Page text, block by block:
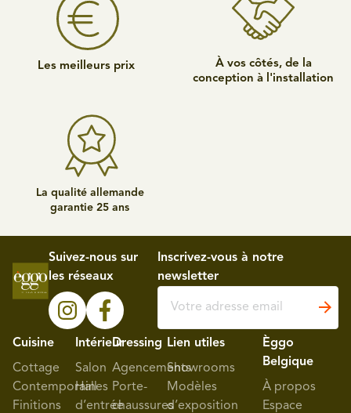
Les meilleurs prix
À vos côtés, de la
conception à l'installation
La qualité allemande
garantie 25 ans
Suivez-nous sur
les réseaux
Inscrivez-vous à notre
newsletter
Cuisine
Cottage
Contemporaines
Finitions
Intérieur
Salon
Hall
d’entrée
Dressing
Agencements
Porte-
chaussures
Lien utiles
Showrooms
Modèles
d’exposition
Èggo
Belgique
À propos
Espace